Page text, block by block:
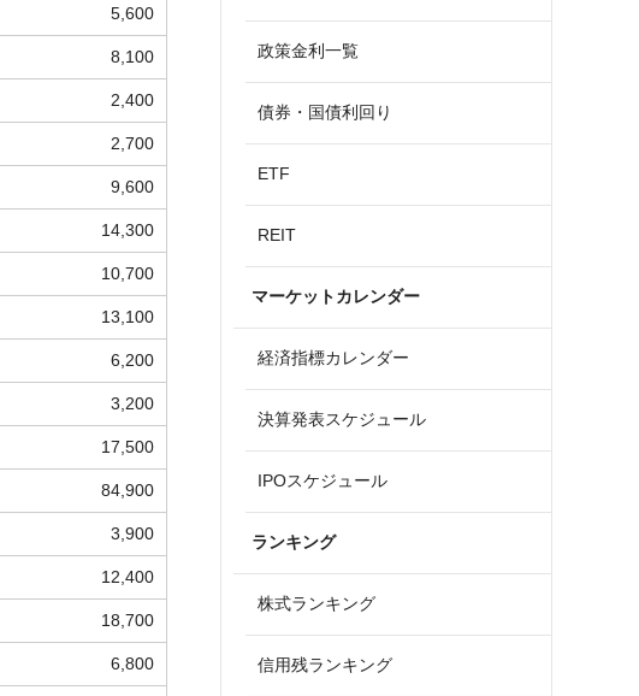
5,600
8,100
2,400
2,700
9,600
14,300
10,700
13,100
6,200
3,200
17,500
84,900
3,900
12,400
18,700
6,800
政策金利一覧
債券・国債利回り
ETF
REIT
マーケットカレンダー
経済指標カレンダー
決算発表スケジュール
IPOスケジュール
ランキング
株式ランキング
信用残ランキング